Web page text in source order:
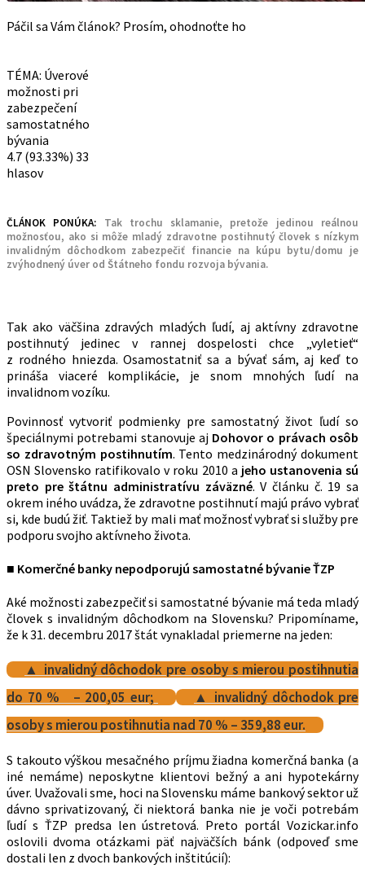
Páčil sa Vám článok? Prosím, ohodnoťte ho
TÉMA: Úverové
možnosti pri
zabezpečení
samostatného
bývania
4.7 (93.33%) 33
hlasov
ČLÁNOK PONÚKA: Tak trochu sklamanie, pretože jedinou reálnou
možnosťou, ako si môže mladý zdravotne postihnutý človek s nízkym
invalidným dôchodkom zabezpečiť financie na kúpu bytu/domu je
zvýhodnený úver od Štátneho fondu rozvoja bývania.
Tak ako väčšina zdravých mladých ľudí, aj aktívny zdravotne
postihnutý jedinec v rannej dospelosti chce „vyletieť“
z rodného hniezda. Osamostatniť sa a bývať sám, aj keď to
prináša viaceré komplikácie, je snom mnohých ľudí na
invalidnom vozíku.
Povinnosť vytvoriť podmienky pre samostatný život ľudí so
špeciálnymi potrebami stanovuje aj Dohovor o právach osôb
so zdravotným postihnutím. Tento medzinárodný dokument
OSN Slovensko ratifikovalo v roku 2010 a jeho ustanovenia sú
preto pre štátnu administratívu záväzné. V článku č. 19 sa
okrem iného uvádza, že zdravotne postihnutí majú právo vybrať
si, kde budú žiť. Taktiež by mali mať možnosť vybrať si služby pre
podporu svojho aktívneho života.
■ Komerčné banky nepodporujú samostatné bývanie ŤZP
Aké možnosti zabezpečiť si samostatné bývanie má teda mladý
človek s invalidným dôchodkom na Slovensku? Pripomíname,
že k 31. decembru 2017 štát vynakladal priemerne na jeden:
▲ invalidný dôchodok pre osoby s mierou postihnutia
do 70 % – 200,05 eur;
▲ invalidný dôchodok pre
osoby s mierou postihnutia nad 70 % – 359,88 eur.
S takouto výškou mesačného príjmu žiadna komerčná banka (a
iné nemáme) neposkytne klientovi bežný a ani hypotekárny
úver. Uvažovali sme, hoci na Slovensku máme bankový sektor už
dávno sprivatizovaný, či niektorá banka nie je voči potrebám
ľudí s ŤZP predsa len ústretová. Preto portál Vozickar.info
oslovili dvoma otázkami päť najväčších bánk (odpoveď sme
dostali len z dvoch bankových inštitúcií):